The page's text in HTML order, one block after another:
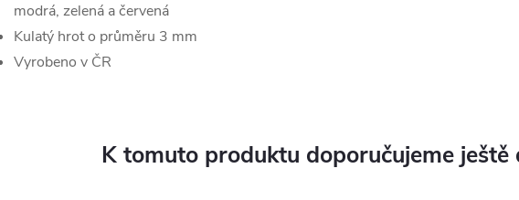
modrá, zelená a červená
Kulatý hrot o průměru 3 mm
Vyrobeno v ČR
K tomuto produktu doporučujeme ještě